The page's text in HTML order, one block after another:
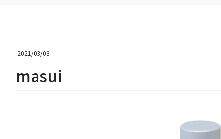
2021/03/03
masui